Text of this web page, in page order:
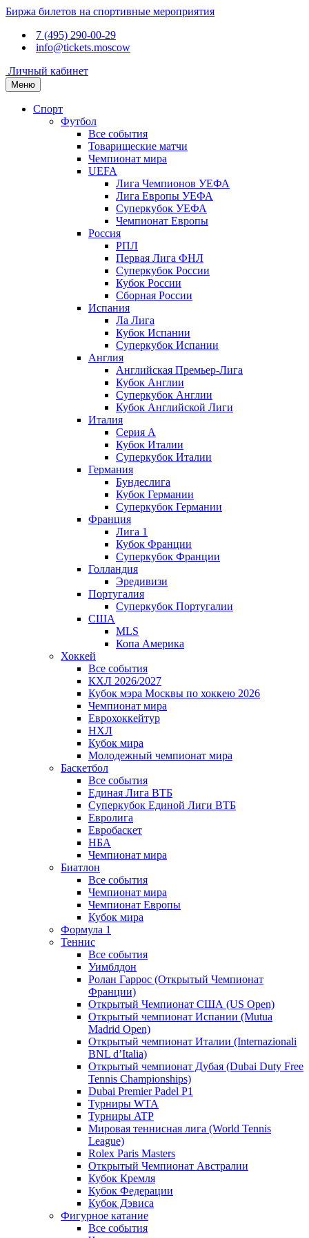
Биржа билетов на спортивные мероприятия
7 (495) 290-00-29
info@tickets.moscow
Личный кабинет
Меню
Спорт
Футбол
Все события
Товарищеские матчи
Чемпионат мира
UEFA
Лига Чемпионов УЕФА
Лига Европы УЕФА
Суперкубок УЕФА
Чемпионат Европы
Россия
РПЛ
Первая Лига ФНЛ
Суперкубок России
Кубок России
Сборная России
Испания
Ла Лига
Кубок Испании
Суперкубок Испании
Англия
Английская Премьер-Лига
Кубок Англии
Суперкубок Англии
Кубок Английской Лиги
Италия
Серия А
Кубок Италии
Суперкубок Италии
Германия
Бундеслига
Кубок Германии
Суперкубок Германии
Франция
Лига 1
Кубок Франции
Суперкубок Франции
Голландия
Эредивизи
Португалия
Суперкубок Португалии
США
MLS
Копа Америка
Хоккей
Все события
КХЛ 2026/2027
Кубок мэра Москвы по хоккею 2026
Чемпионат мира
Еврохоккейтур
НХЛ
Кубок мира
Молодежный чемпионат мира
Баскетбол
Все события
Единая Лига ВТБ
Суперкубок Единой Лиги ВТБ
Евролига
Евробаскет
НБА
Чемпионат мира
Биатлон
Все события
Чемпионат мира
Чемпионат Европы
Кубок мира
Формула 1
Теннис
Все события
Уимблдон
Ролан Гаррос (Открытый Чемпионат
Франции)
Открытый Чемпионат США (US Open)
Открытый чемпионат Испании (Mutua
Madrid Open)
Открытый чемпионат Италии (Internazionali
BNL d’Italia)
Открытый чемпионат Дубая (Dubai Duty Free
Tennis Championships)
Dubai Premier Padel P1
Турниры WTA
Турниры ATP
Мировая теннисная лига (World Tennis
League)
Rolex Paris Masters
Открытый Чемпионат Австралии
Кубок Кремля
Кубок Федерации
Кубок Дэвиса
Фигурное катание
Все события